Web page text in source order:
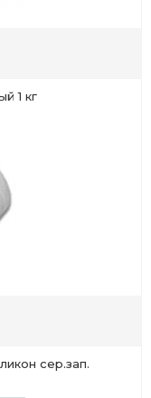
1 кг
сер.зап.